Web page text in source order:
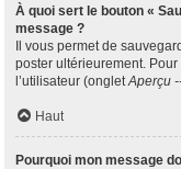
À quoi sert le bouton «
message ?
Il vous permet de
poster ultérieurement.
l’utilisateur (ongletAperçu
Haut
Pourquoi mon message